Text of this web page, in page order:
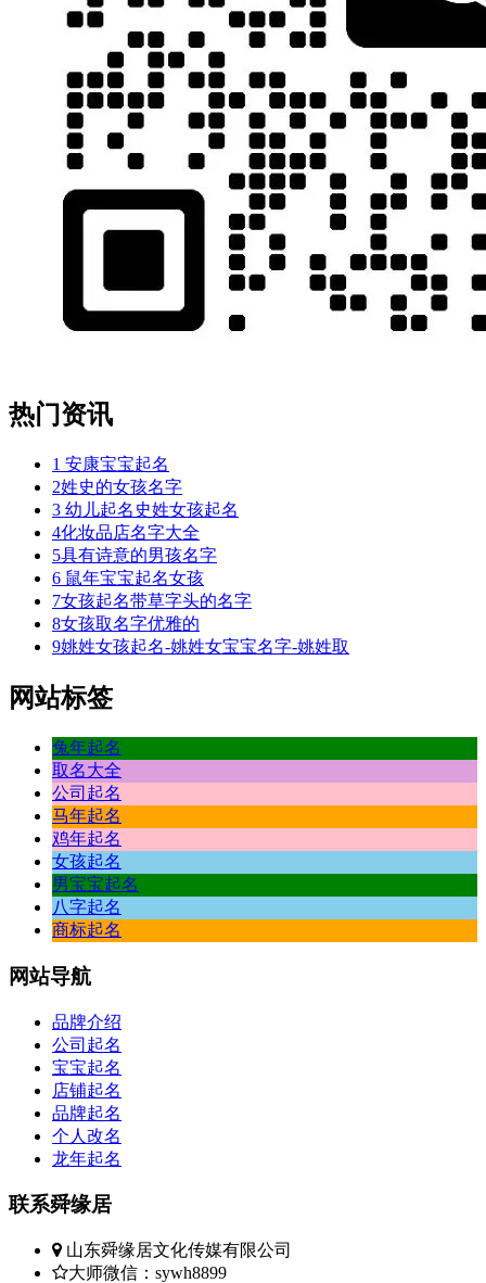
热门资讯
1 安康宝宝起名
2姓史的女孩名字
3 幼儿起名史姓女孩起名
4化妆品店名字大全
5具有诗意的男孩名字
6 鼠年宝宝起名女孩
7女孩起名带草字头的名字
8女孩取名字优雅的
9姚姓女孩起名-姚姓女宝宝名字-姚姓取
网站标签
兔年起名
取名大全
公司起名
马年起名
鸡年起名
女孩起名
男宝宝起名
八字起名
商标起名
网站导航
品牌介绍
公司起名
宝宝起名
店铺起名
品牌起名
个人改名
龙年起名
联系舜缘居
山东舜缘居文化传媒有限公司
大师微信：sywh8899